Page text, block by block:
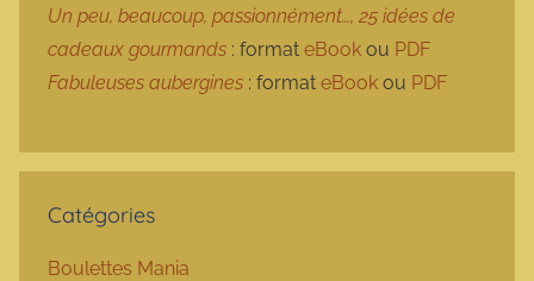
Un peu, beaucoup, passionnément…, 25 idées de
cadeaux gourmands : format eBook ou PDF
Fabuleuses aubergines : format eBook ou PDF
Catégories
Boulettes Mania